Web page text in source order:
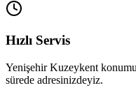
Hızlı Servis
Yenişehir Kuzeykent
sürede adresinizdeyiz.